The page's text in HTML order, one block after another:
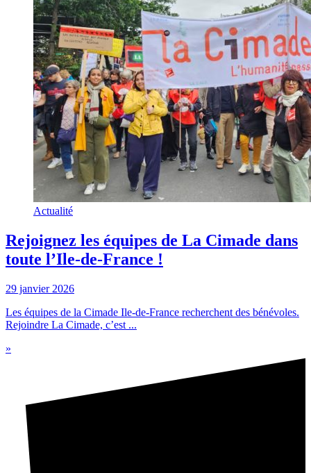
Actualité
Rejoignez les équipes de La Cimade dans
toute l’Ile-de-France !
29 janvier 2026
Les équipes de la Cimade Ile-de-France recherchent des bénévoles.
Rejoindre La Cimade, c’est ...
»